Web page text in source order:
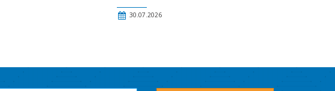
30.07.2026